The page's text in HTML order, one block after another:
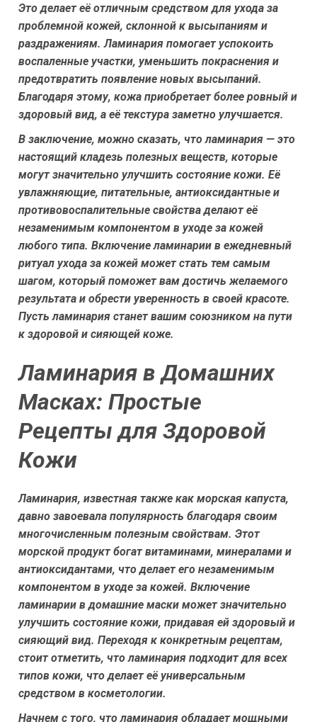
Это делает её отличным средством для ухода за
проблемной кожей, склонной к высыпаниям и
раздражениям. Ламинария помогает успокоить
воспаленные участки, уменьшить покраснения и
предотвратить появление новых высыпаний.
Благодаря этому, кожа приобретает более ровный и
здоровый вид, а её текстура заметно улучшается.
В заключение, можно сказать, что ламинария — это
настоящий кладезь полезных веществ, которые
могут значительно улучшить состояние кожи. Её
увлажняющие, питательные, антиоксидантные и
противовоспалительные свойства делают её
незаменимым компонентом в уходе за кожей
любого типа. Включение ламинарии в ежедневный
ритуал ухода за кожей может стать тем самым
шагом, который поможет вам достичь желаемого
результата и обрести уверенность в своей красоте.
Пусть ламинария станет вашим союзником на пути
к здоровой и сияющей коже.
Ламинария в Домашних
Масках: Простые
Рецепты для Здоровой
Кожи
Ламинария, известная также как морская капуста,
давно завоевала популярность благодаря своим
многочисленным полезным свойствам. Этот
морской продукт богат витаминами, минералами и
антиоксидантами, что делает его незаменимым
компонентом в уходе за кожей. Включение
ламинарии в домашние маски может значительно
улучшить состояние кожи, придавая ей здоровый и
сияющий вид. Переходя к конкретным рецептам,
стоит отметить, что ламинария подходит для всех
типов кожи, что делает её универсальным
средством в косметологии.
Начнем с того, что ламинария обладает мощными